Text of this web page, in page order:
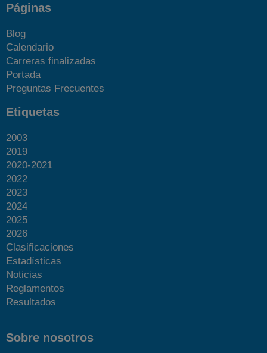
Páginas
Blog
Calendario
Carreras finalizadas
Portada
Preguntas Frecuentes
Etiquetas
2003
2019
2020-2021
2022
2023
2024
2025
2026
Clasificaciones
Estadísticas
Noticias
Reglamentos
Resultados
Sobre nosotros